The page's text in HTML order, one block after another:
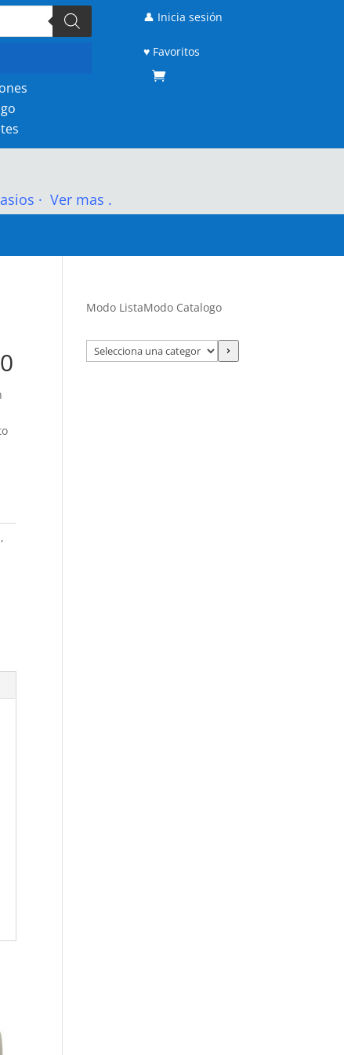
👤 Inicia sesión
♥ Favoritos
· Ver mas .
,
Modo ListaModo Catalogo
Selecciona
una